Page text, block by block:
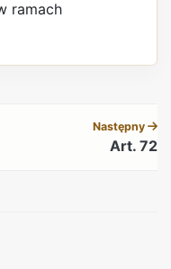
ramach
Następny
Art. 72